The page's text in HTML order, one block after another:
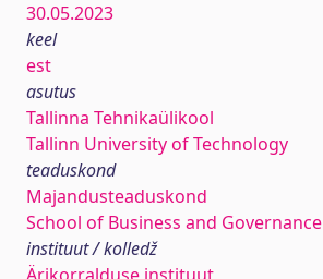
30.05.2023
keel
est
asutus
Tallinna Tehnikaülikool
Tallinn University of Technology
teaduskond
Majandusteaduskond
School of Business and Governance
instituut / kolledž